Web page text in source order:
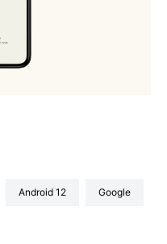
Android 12 Google